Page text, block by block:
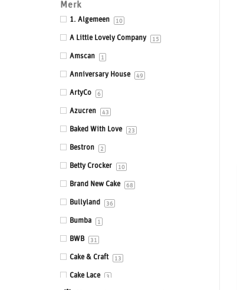
Eetbaar kant
Eetbare prints
Fondant, Icing & Marsepein
Gepersonaliseerde Taarttoppers
Gereedschappen & Materialen
Icing
Impressie en Embossing matten &
stempels
Ingrediënten
Isomalt
Kleurstoffen
Siliconen mallen
Smaakstoffen
Standaards
Stencils
Sugar Press
Merk
1. Algemeen 10
A Little Lovely Company 15
Amscan 1
Anniversary House 49
ArtyCo 6
Azucren 43
Baked With Love 23
Bestron 2
Betty Crocker 10
Brand New Cake 68
Bullyland 36
Bumba 1
BWB 31
Cake & Craft 13
Cake Lace 3